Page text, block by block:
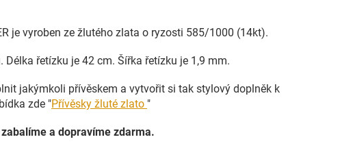
je vyroben ze žlutého zlata o ryzosti 585/1000 (14kt).
Délka řetízku je 42 cm. Šířka řetízku je 1,9 mm.
jakýmkoli přívěskem a vytvořit si tak stylový doplněk k
zde "Přívěsky žluté zlato "
a dopravíme zdarma.